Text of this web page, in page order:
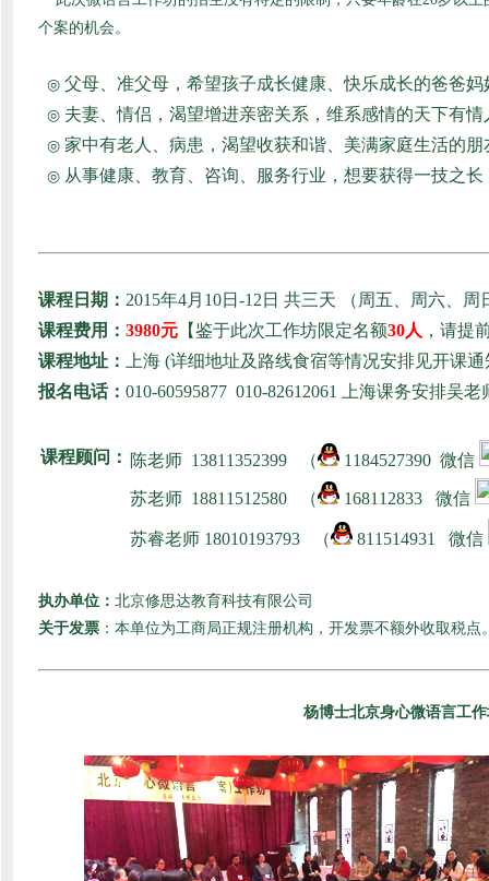
个案的机会。
◎ 父母、准父母，希望孩子成长健康、快乐成长的爸爸妈
◎ 夫妻、情侣，渴望增进亲密关系，维系感情的天下有情
◎ 家中有老人、病患，渴望收获和谐、美满家庭生活的朋
◎ 从事健康、教育、咨询、服务行业，想要获得一技之
课程日期： 2015年4月10日-12日 共三天 （周五、周六、
课程费用： 3980元【鉴于此次工作坊限定名额30人 ，请提
课程地址：
上海 (详细地址及路线食宿等情况安排见开课
报名电话： 010-60595877 010-82612061 上海课务安排吴老
课程顾问： 陈老师13811352399 （ 1184527390 微信
苏老师 18811512580（ 168112833 微信
苏睿老师 18010193793 （ 811514931 微信
执办单位： 北京修思达教育科技有限公司
关于发票：本单位为工商局正规注册机构，开发票不额外收取税点
杨博士北京身心微语言工